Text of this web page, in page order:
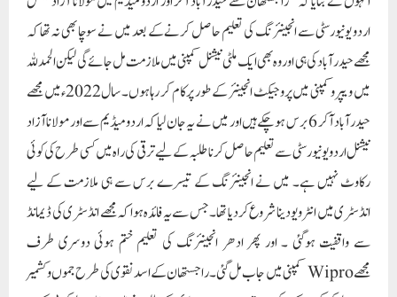
اردو یونیورسٹی سے انجینئرنگ کی تعلیم حاصل کرنے کے بعد میں نے سوچا بھی نہ تھا کہ
مجھے حیدرآباد کی ہی اور وہ بھی ایک ملٹی نیشنل کمپنی میں ملازمت مل جائے گی لیکن الحمد للہ
میں ویپرو کمپنی میں پروجیکٹ انجینئر کے طور پر کام کر رہا ہوں۔ سال 2022ءمیں مجھے
حیدرآباد آکر 6 برس ہوچکے ہیں اور میں نے یہ جان لیا کہ اردو میڈیم سے اور مولانا آزاد
نیشنل اردو یونیورسٹی سے تعلیم حاصل کرنا طلبہ کے لیے ترقی کی راہ میں کسی طرح کی کوئی
رکاوٹ نہیں ہے۔ میں نے انجینئرنگ کے تیسرے برس سے ہی ملازمت کے لیے
انڈسٹری میں انٹرویو دینا شروع کردیا تھا۔ جس سے یہ فائدہ ہوا کہ مجھے انڈسٹری کی ڈیمانڈ
سے واقفیت ہوگئی ۔ اور پھر ادھر انجینئرنگ کی تعلیم ختم ہوئی دوسری طرف
مجھے Wipro کمپنی میں جاب مل گئی۔ راجستھان کے اسد نقوی کی طرح جموں و کشمیر